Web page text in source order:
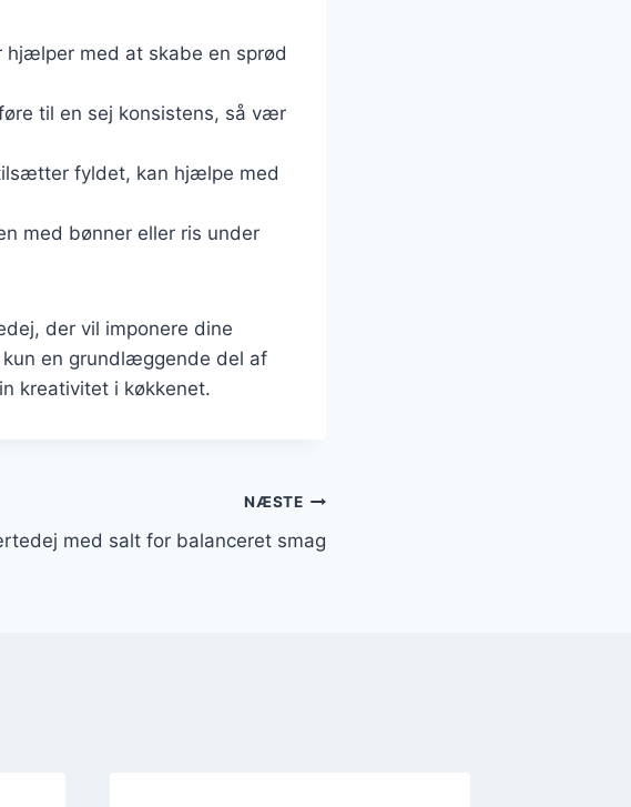
med at skabe en sprød
til en sej konsistens, så vær
fyldet, kan hjælpe med
med bønner eller ris under
der vil imponere dine
en grundlæggende del af
kreativitet i køkkenet.
NÆSTE
med salt for balanceret smag